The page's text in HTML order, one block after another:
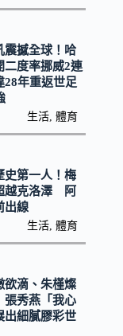
震撼全球！哈
二度率挪威2連
年重返世足
生活 ,體育
史第一人！梅
越克洛澤 阿
出線
生活 ,體育
欲滴、朱槿燦
秀燕「我心
出細膩膠彩世